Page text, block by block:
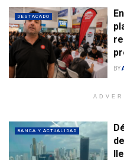
DESTACADO
BY
BANCA Y ACTUALIDAD